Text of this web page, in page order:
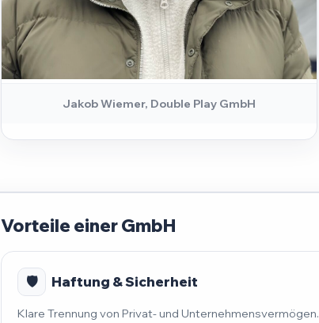
Jakob Wiemer, Double Play GmbH
Vorteile einer GmbH
🛡️ Haftung & Sicherheit
Klare Trennung von Privat- und Unternehmensvermögen.